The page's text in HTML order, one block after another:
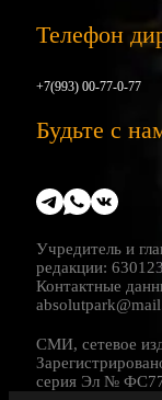
Телефон
+7(993) 00-77-0-77
Будьте с
Учредитель и
редакции:
Контактные
СМИ, сетевое
серия Эл №